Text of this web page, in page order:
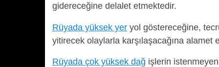
gidereceğine delalet etmektedir.
Rüyada yüksek yer yol göstereceğine,
yitirecek olaylarla karşılaşacağına alamet
Rüyada çok yüksek dağ işlerin